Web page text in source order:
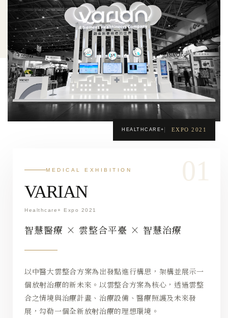
HEALTHCARE+ EXPO 2021
01
MEDICAL EXHIBITION
VARIAN
Healthcare+ Expo 2021
智慧醫療 × 雲整合平臺 × 智慧治療
以中醫大雲整合方案為出發點進行構思，架構並展示一
個放射治療的新未來。以雲整合方案為核心，透過雲整
合之情境與治療計畫、治療設備、醫療照護及未來發
展，勾勒一個全新放射治療的理想環境。